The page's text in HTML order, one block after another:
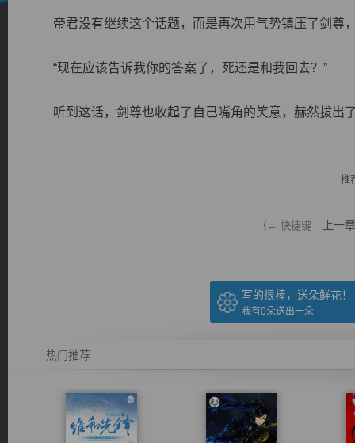
帝君没有继续这个话题，而是再次用气势镇压了剑尊，
“现在应该告诉我你的答案了，死还是和我回去？”
听到这话，剑尊也收起了自己嘴角的笑意，赫然拔出
推
（← 快捷键 上一章
写的很棒，送朵鲜花！
我有0朵送出一朵
热门推荐